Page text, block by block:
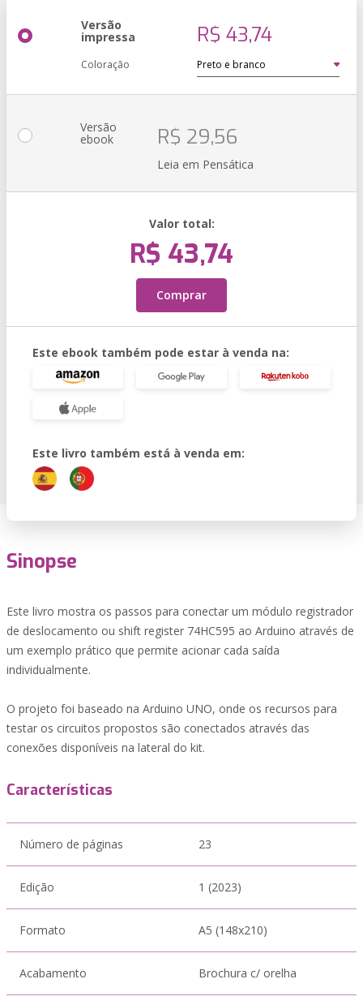
Versão
impressa R$ 43,74
Coloração
Versão
ebook R$ 29,56
Leia em Pensática
Valor total:
R$ 43,74
Comprar
Este ebook também pode estar à venda na:
Este livro também está à venda em:
Sinopse
Este livro mostra os passos para conectar um módulo registrador
de deslocamento ou shift register 74HC595 ao Arduino através de
um exemplo prático que permite acionar cada saída
individualmente.
O projeto foi baseado na Arduino UNO, onde os recursos para
testar os circuitos propostos são conectados através das
conexões disponíveis na lateral do kit.
Características
Número de páginas 23
Edição 1 (2023)
Formato A5 (148x210)
Acabamento Brochura c/ orelha